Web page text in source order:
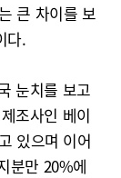
큰 차이를 보
다.
눈치를 보고
조사인 베이
있으며 이어
분만 20%에